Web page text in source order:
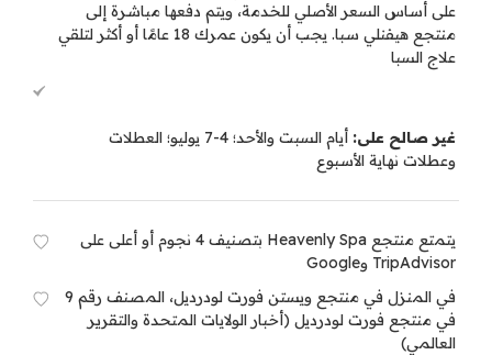
على أساس السعر الأصلي للخدمة، ويتم دفعها مباشرة إلى
منتجع هيفنلي سبا. يجب أن يكون عمرك 18 عامًا أو أكثر لتلقي
علاج السبا
غير صالح على:
أيام السبت والأحد؛ 4-7 يوليو؛ العطلات
وعطلات نهاية الأسبوع
يتمتع منتجع Heavenly Spa بتصنيف 4 نجوم أو أعلى على
TripAdvisor وGoogle
في المنزل في منتجع ويستن فورت لودرديل، المصنف رقم 9
في منتجع فورت لودرديل (أخبار الولايات المتحدة والتقرير
العالمي)